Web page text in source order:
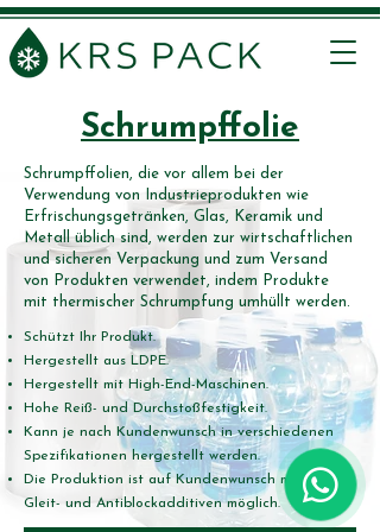
Schrumpffolie
Schrumpffolien, die vor allem bei der
Verwendung von Industrieprodukten wie
Erfrischungsgetränken, Glas, Keramik und
Metall üblich sind, werden zur wirtschaftlichen
und sicheren Verpackung und zum Versand
von Produkten verwendet, indem Produkte
mit thermischer Schrumpfung umhüllt werden.
Schützt Ihr Produkt.
Hergestellt aus LDPE.
Hergestellt mit High-End-Maschinen.
Hohe Reiß- und Durchstoßfestigkeit.
Kann je nach Kundenwunsch in verschiedenen
Spezifikationen hergestellt werden.
Die Produktion ist auf Kundenwunsch mit UV-,
Gleit- und Antiblockadditiven möglich.